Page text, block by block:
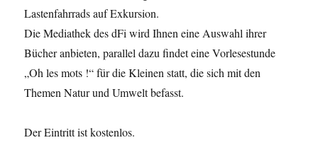
Lastenfahrrads auf Exkursion.
Die Mediathek des dFi wird Ihnen eine Auswahl ihrer
Bücher anbieten, parallel dazu findet eine Vorlesestunde
„Oh les mots !“ für die Kleinen statt, die sich mit den
Themen Natur und Umwelt befasst.
Der Eintritt ist kostenlos.